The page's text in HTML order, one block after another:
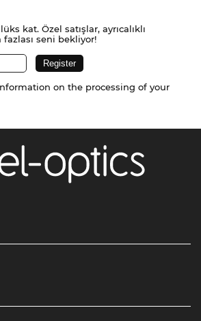
kat. Özel satışlar, ayrıcalıklı
seni bekliyor!
on the processing of your